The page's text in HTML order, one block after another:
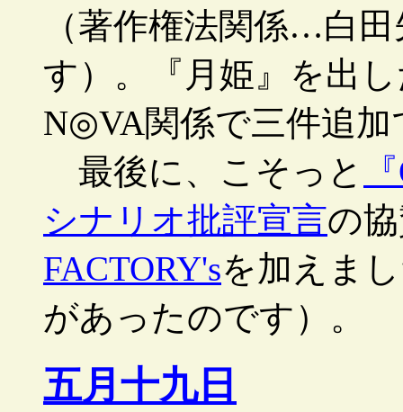
（著作権法関係…白
す）。『月姫』を出
N◎VA関係で三件追加
最後に、こそっと
シナリオ批評宣言の
FACTORY'sを加えま
があったのです）。
五月十九日